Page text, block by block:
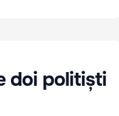
doi politiști